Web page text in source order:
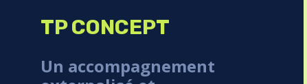
TP CONCEPT
Un accompagnement